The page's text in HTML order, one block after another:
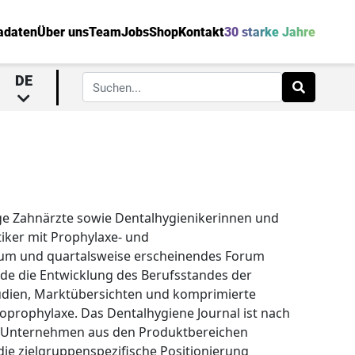
Über unsTeamJobsShopKontakt30 starke Jahre
DE
Zahnärzte sowie Dentalhygienikerinnen und
mit Prophylaxe- und
und quartalsweise erscheinendes Forum
die Entwicklung des Berufsstandes der
Marktübersichten und komprimierte
Das Dentalhygiene Journal ist nach
aus den Produktbereichen
zielgruppenspezifische Positionierung